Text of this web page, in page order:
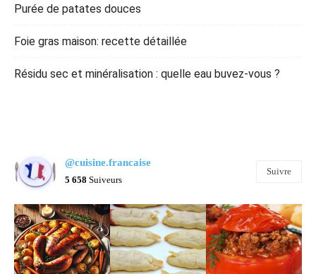
Purée de patates douces
Foie gras maison: recette détaillée
Résidu sec et minéralisation : quelle eau buvez-vous ?
@cuisine.francaise
5 658 Suiveurs
Suivre